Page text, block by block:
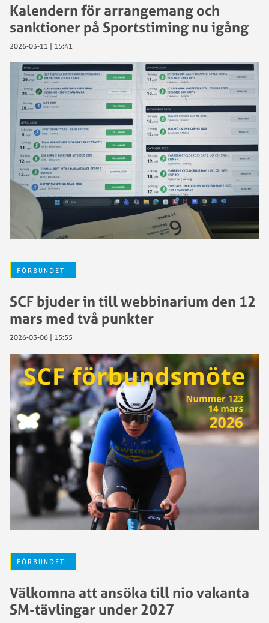
Kalendern för arrangemang och
sanktioner på Sportstiming nu igång
2026-03-11 | 15:41
FÖRBUNDET
SCF bjuder in till webbinarium den 12
mars med två punkter
2026-03-06 | 15:55
FÖRBUNDET
Välkomna att ansöka till nio vakanta
SM-tävlingar under 2027